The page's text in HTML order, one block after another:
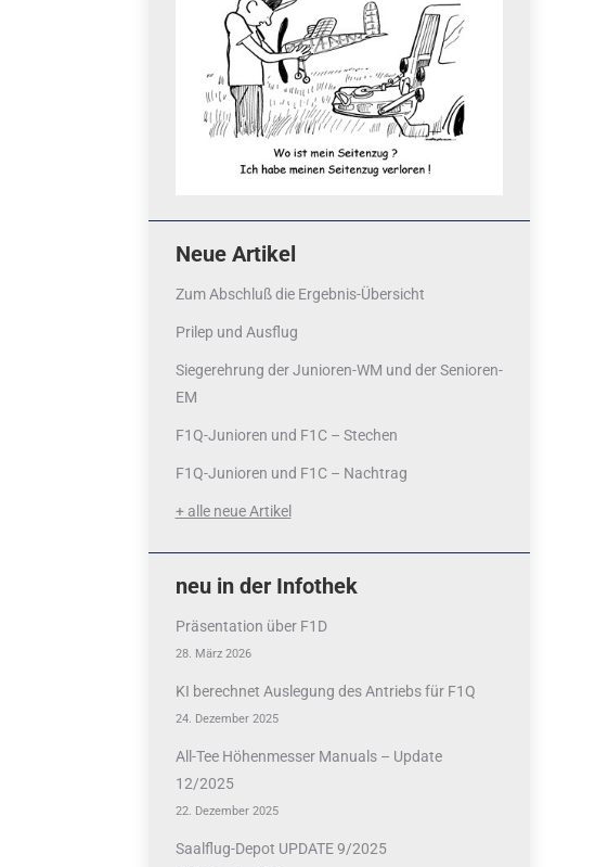
Neue Artikel
Zum Abschluß die Ergebnis-Übersicht
Prilep und Ausflug
Siegerehrung der Junioren-WM und der Senioren-
EM
F1Q-Junioren und F1C – Stechen
F1Q-Junioren und F1C – Nachtrag
+ alle neue Artikel
neu in der Infothek
Präsentation über F1D
28. März 2026
KI berechnet Auslegung des Antriebs für F1Q
24. Dezember 2025
All-Tee Höhenmesser Manuals – Update
12/2025
22. Dezember 2025
Saalflug-Depot UPDATE 9/2025